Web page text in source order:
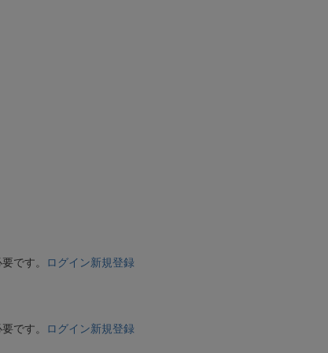
です。
ログイン新規登録
です。
ログイン新規登録